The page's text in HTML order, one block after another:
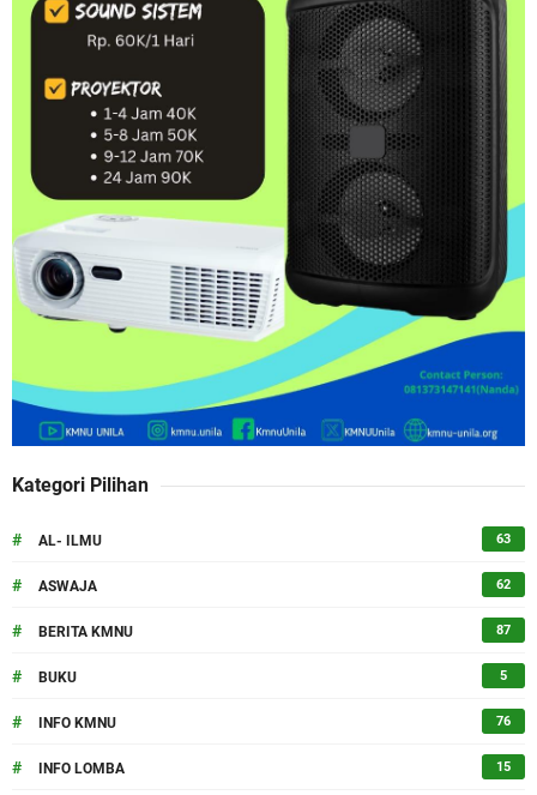
Kategori Pilihan
# AL- ILMU 63
# ASWAJA 62
# BERITA KMNU 87
# BUKU 5
# INFO KMNU 76
# INFO LOMBA 15